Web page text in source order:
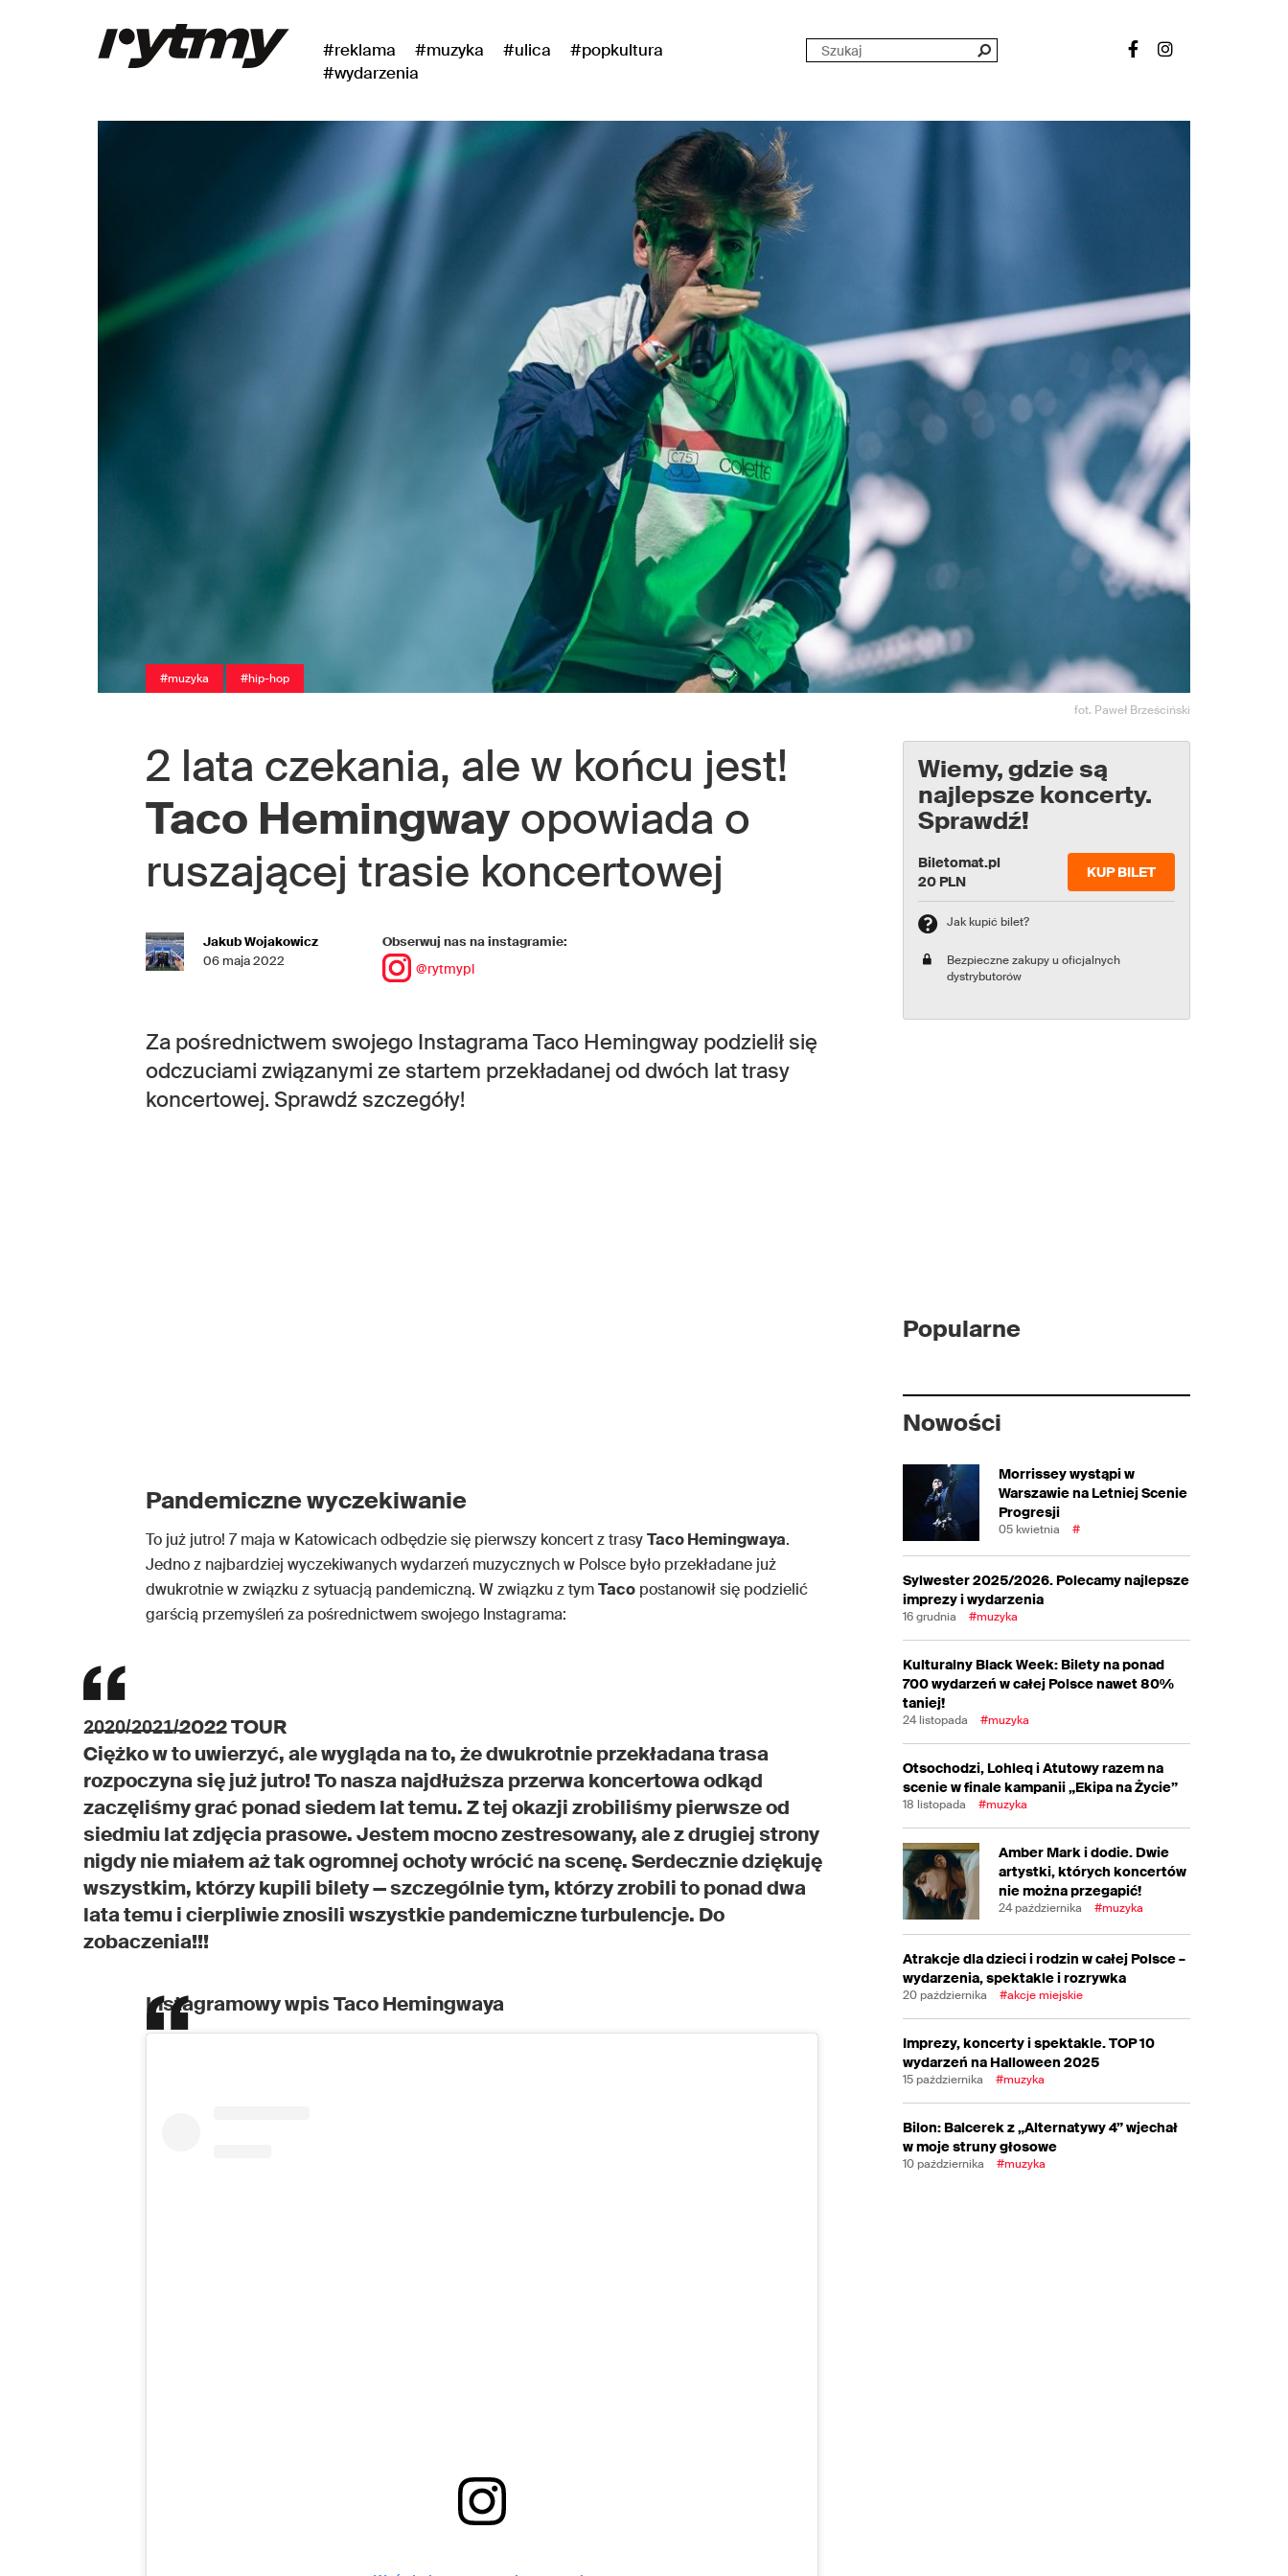
#reklama #muzyka #ulica
#popkultura
#wydarzenia
#muzyka #hip-hop
fot. Paweł Brześciński
2 lata czekania, ale w końcu jest!
Taco Hemingwayopowiada o
ruszającej trasie koncertowej
Jakub Wojakowicz
06 maja 2022
Obserwuj nas na instagramie:
@rytmypl
Za pośrednictwem swojego Instagrama Taco Hemingway podzielił się
odczuciami związanymi ze startem przekładanej od dwóch lat trasy
koncertowej. Sprawdź szczegóły!
Pandemiczne wyczekiwanie
To już jutro! 7 maja w Katowicach odbędzie się pierwszy koncert z trasyTaco Hemingwaya.
Jedno z najbardziej wyczekiwanych wydarzeń muzycznych w Polsce było przekładane już
dwukrotnie w związku z sytuacją pandemiczną. W związku z tymTaco postanowił się podzielić
garścią przemyśleń za pośrednictwem swojego Instagrama:
2̶0̶2̶0̶/̶2̶0̶2̶1̶/̶2022 TOUR
Ciężko w to uwierzyć, ale wygląda na to, że dwukrotnie przekładana trasa
rozpoczyna się już jutro! To nasza najdłuższa przerwa koncertowa odkąd
zaczęliśmy grać ponad siedem lat temu. Z tej okazji zrobiliśmy pierwsze od
siedmiu lat zdjęcia prasowe. Jestem mocno zestresowany, ale z drugiej strony
nigdy nie miałem aż tak ogromnej ochoty wrócić na scenę. Serdecznie dziękuję
wszystkim, którzy kupili bilety — szczególnie tym, którzy zrobili to ponad dwa
lata temu i cierpliwie znosili wszystkie pandemiczne turbulencje. Do
zobaczenia!!!
Instagramowy wpis Taco Hemingwaya
Wiemy, gdzie są
najlepsze koncerty.
Sprawdź!
Biletomat.pl
20 PLN
KUP BILET
Jak kupić bilet?
Bezpieczne zakupy u oficjalnych
dystrybutorów
Popularne
Nowości
Morrissey wystąpi w
Warszawie na Letniej Scenie
Progresji
05 kwietnia #
Sylwester 2025/2026. Polecamy najlepsze
imprezy i wydarzenia
16 grudnia #muzyka
Kulturalny Black Week: Bilety na ponad
700 wydarzeń w całej Polsce nawet 80%
taniej!
24 listopada #muzyka
Otsochodzi, Lohleq i Atutowy razem na
scenie w finale kampanii „Ekipa na Życie”
18 listopada #muzyka
Amber Mark i dodie. Dwie
artystki, których koncertów
nie można przegapić!
24 października #muzyka
Atrakcje dla dzieci i rodzin w całej Polsce –
wydarzenia, spektakle i rozrywka
20 października #akcje miejskie
Imprezy, koncerty i spektakle. TOP 10
wydarzeń na Halloween 2025
15 października #muzyka
Bilon: Balcerek z „Alternatywy 4” wjechał
w moje struny głosowe
10 października #muzyka